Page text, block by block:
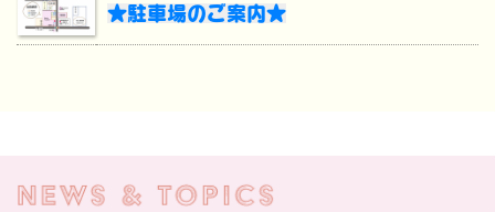
★駐車場のご案内★